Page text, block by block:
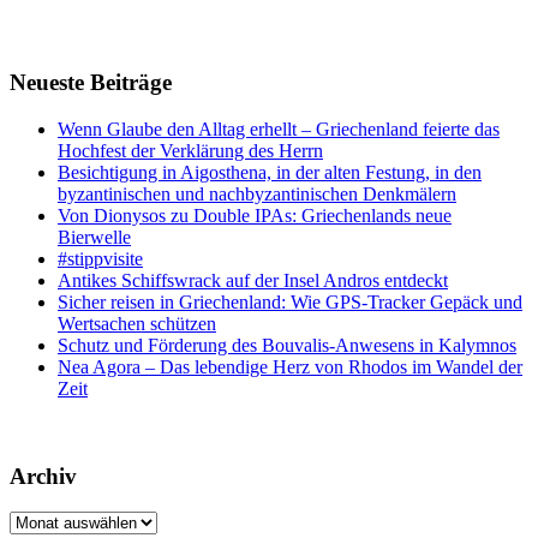
Neueste Beiträge
Wenn Glaube den Alltag erhellt – Griechenland feierte das
Hochfest der Verklärung des Herrn
Besichtigung in Aigosthena, in der alten Festung, in den
byzantinischen und nachbyzantinischen Denkmälern
Von Dionysos zu Double IPAs: Griechenlands neue
Bierwelle
#stippvisite
Antikes Schiffswrack auf der Insel Andros entdeckt
Sicher reisen in Griechenland: Wie GPS-Tracker Gepäck und
Wertsachen schützen
Schutz und Förderung des Bouvalis-Anwesens in Kalymnos
Nea Agora – Das lebendige Herz von Rhodos im Wandel der
Zeit
Archiv
Archiv